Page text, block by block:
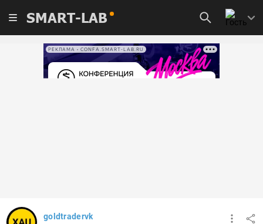
SMART-LAB
РЕКЛАМА • CONFA.SMART-LAB.RU
goldtradervk